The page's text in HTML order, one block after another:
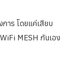
าร โดยแค่เสียบ
MESH กันเอง